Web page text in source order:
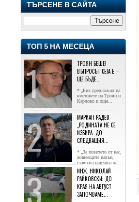
ТЪРСЕНЕ В САЙТА
ТОП 5 НА МЕСЕЦА
ТРОЯН БЕШЕ!
ВЪПРОСЪТ СЕГА Е –
ЩЕ БЪДЕ...
* „Бих предложил на
кметовете на Троян и
Карлово и още...
МАРИАН РАДЕВ:
„РОДИНАТА НЕ СЕ
ИЗБИРА. ДО
СЛЕДВАЩИЯ...
* „За повечето от нас,
живеещите навън,
главната причина да...
ИНЖ. НИКОЛАЙ
РАЙКОВСКИ: ДО
КРАЯ НА АВГУСТ
ЗАПОЧВАМЕ...